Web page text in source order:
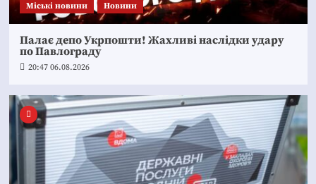
Mіські новини Новини
Палає депо Укрпошти! Жахливі наслідки удару
по Павлограду
20:47 06.08.2026